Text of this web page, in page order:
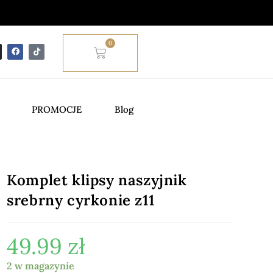
0
PROMOCJE Blog
Komplet klipsy naszyjnik
srebrny cyrkonie z11
49.99 zł
2 w magazynie